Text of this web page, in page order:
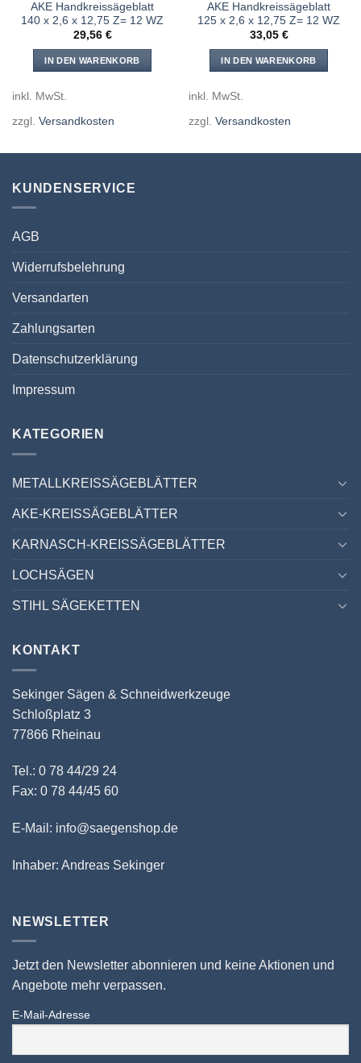
AKE Handkreissägeblatt
140 x 2,6 x 12,75 Z= 12 WZ
29,56 €
IN DEN WARENKORB
inkl. MwSt.
zzgl. Versandkosten
AKE Handkreissägeblatt
125 x 2,6 x 12,75 Z= 12 WZ
33,05 €
IN DEN WARENKORB
inkl. MwSt.
zzgl. Versandkosten
KUNDENSERVICE
AGB
Widerrufsbelehrung
Versandarten
Zahlungsarten
Datenschutzerklärung
Impressum
KATEGORIEN
METALLKREISSÄGEBLÄTTER
AKE-KREISSÄGEBLÄTTER
KARNASCH-KREISSÄGEBLÄTTER
LOCHSÄGEN
STIHL SÄGEKETTEN
KONTAKT
Sekinger Sägen & Schneidwerkzeuge
Schloßplatz 3
77866 Rheinau
Tel.: 0 78 44/29 24
Fax: 0 78 44/45 60
E-Mail: info@saegenshop.de
Inhaber: Andreas Sekinger
NEWSLETTER
Jetzt den Newsletter abonnieren und keine Aktionen und
Angebote mehr verpassen.
E-Mail-Adresse